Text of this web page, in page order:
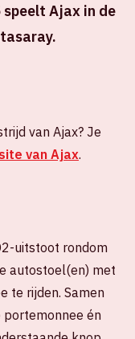
speelt Ajax in de
van Ajax? Je
van Ajax.
uitstoot rondom
autostoel(en) met
te rijden. Samen
portemonnee én